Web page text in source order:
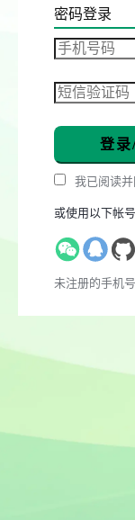
密码登录
登录
我已阅读并
或使用以下帐
未注册的手机